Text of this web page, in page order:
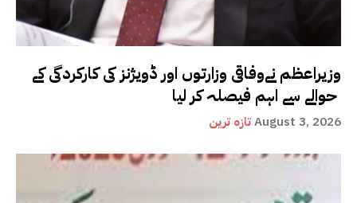
وزیراعظم نےوفاقی وزارتوں اور ڈویژنز کی کارکردگی کے
تازہ ترینAugust 3, 2026